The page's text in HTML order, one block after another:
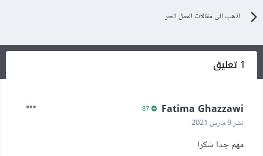
اذهب الى مقالات العمل الحر
1 تعليق
Fatima Ghazzawi
نشر9 مارس 2021
مهم جدا شكرا